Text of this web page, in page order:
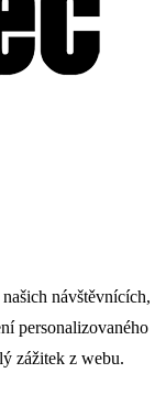
návštěvnících,
personalizovaného
zážitek z webu.